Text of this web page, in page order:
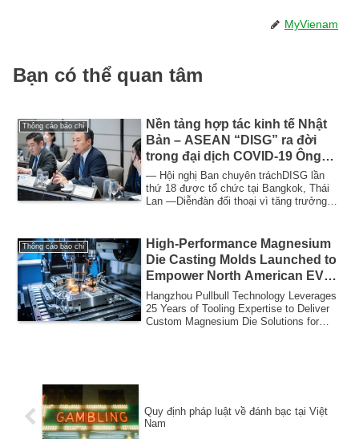
MyVienam
Bạn có thể quan tâm
Thông cáo báo chí
Nền tảng hợp tác kinh tế Nhật
Bản – ASEAN “DISG” ra đời
trong đại dịch COVID-19 Ông
Kuremura Masuo, cựu Thư ký
Điều hành của Bộ trưởng Bộ
Kinh tế, Thương mại và Công
Chủ tịch
— Hội nghị Ban chuyên tráchDISG lần
thứ 18 được tổ chức tại Bangkok, Thái
Lan —Diễnđàn đối thoại vì tăng trưởng
Thông cáo báo chí
High-Performance Magnesium
Die Casting Molds Launched to
Empower North American EV
Lightweighting
Hangzhou Pullbull Technology Leverages
25 Years of Tooling Expertise to Deliver
Custom Magnesium Die Solutions for
Quy định pháp luật về đánh bạc tại Việt
Nam